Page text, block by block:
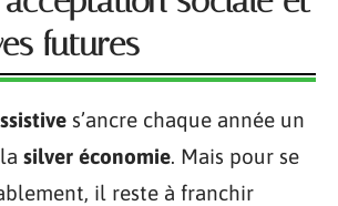
futures
s’ancre chaque année un
silver économie. Mais pour se
il reste à franchir